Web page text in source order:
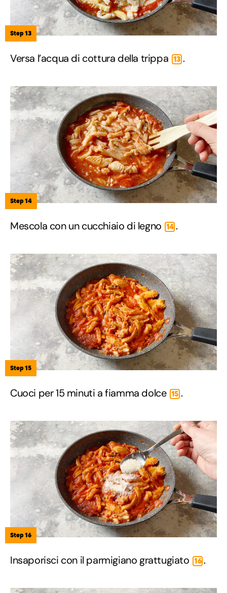
Step 13
Versa l’acqua di cottura della trippa 13 .
Step 14
Mescola con un cucchiaio di legno 14 .
Step 15
Cuoci per 15 minuti a fiamma dolce 15 .
Step 16
Insaporisci con il parmigiano grattugiato 16 .